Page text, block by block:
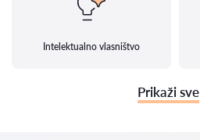
Intelektualno vlasništvo
Prikaži sve